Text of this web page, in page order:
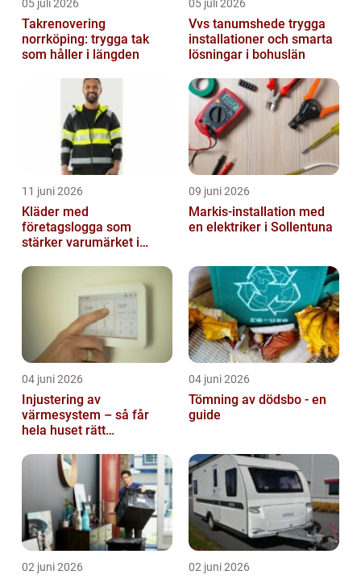
05 juli 2026
Takrenovering
norrköping: trygga tak
som håller i längden
05 juli 2026
Vvs tanumshede trygga
installationer och smarta
lösningar i bohuslän
11 juni 2026
Kläder med
företagslogga som
stärker varumärket i
09 juni 2026
Markis-installation med
en elektriker i Sollentuna
04 juni 2026
Injustering av
värmesystem – så får
hela huset rätt
04 juni 2026
Tömning av dödsbo - en
guide
02 juni 2026 02 juni 2026